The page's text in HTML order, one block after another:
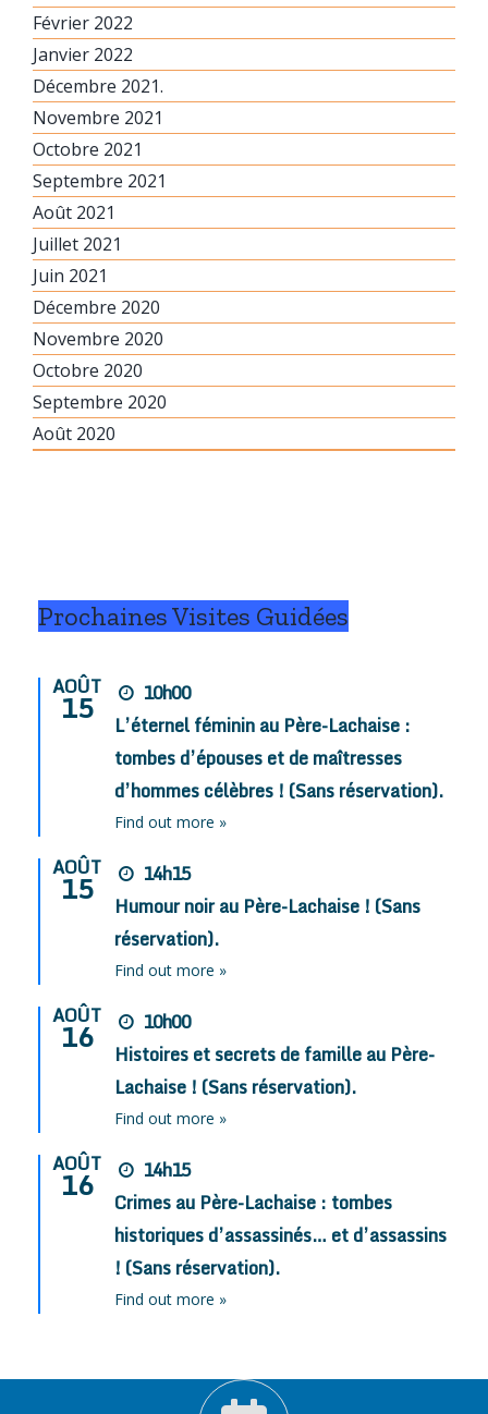
Février 2022
Janvier 2022
Décembre 2021.
Novembre 2021
Octobre 2021
Septembre 2021
Août 2021
Juillet 2021
Juin 2021
Décembre 2020
Novembre 2020
Octobre 2020
Septembre 2020
Août 2020
Prochaines Visites Guidées
AOÛT
15
10h00
L’éternel féminin au Père-Lachaise :
tombes d’épouses et de maîtresses
d’hommes célèbres ! (Sans réservation).
Find out more »
AOÛT
15
14h15
Humour noir au Père-Lachaise ! (Sans
réservation).
Find out more »
AOÛT
16
10h00
Histoires et secrets de famille au Père-
Lachaise ! (Sans réservation).
Find out more »
AOÛT
16
14h15
Crimes au Père-Lachaise : tombes
historiques d’assassinés… et d’assassins
! (Sans réservation).
Find out more »